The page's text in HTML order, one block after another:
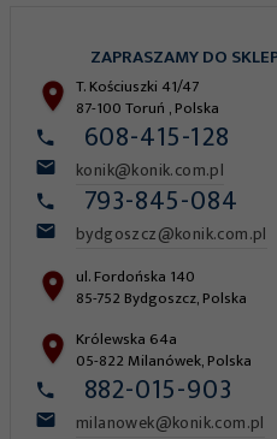
608-415-128
konik@konik.com.pl
ZAPRASZAMY DO
T. Kościuszki 41/47
87-100Toruń ,Polska
882-015-903
milanowek@konik.com.pl
Królewska 64a
05-822 Milanówek,Polska
793-845-084
bydgoszcz@konik.com.pl
ul. Fordońska 140
85-752 Bydgoszcz,Polska